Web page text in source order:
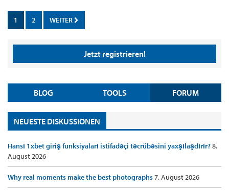
1 2 WEITER
Jetzt registrieren!
BLOG TOOLS FORUM
NEUESTE DISKUSSIONEN
Hansı 1xbet giriş funksiyaları istifadəçi təcrübəsini yaxşılaşdırır?8.
August 2026
Why real moments make the best photographs7. August 2026